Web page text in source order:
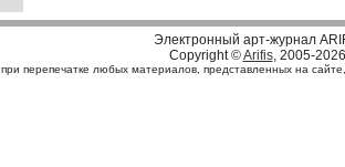
Электронный арт-журнал
Copyright ©Arifis, 2005-2026
при перепечатке любых материалов, представленных на